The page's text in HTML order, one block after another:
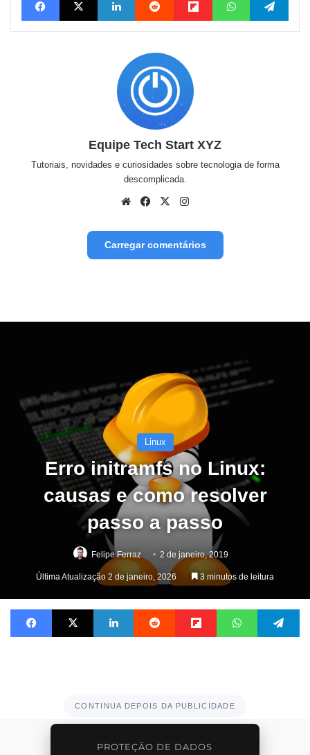
Equipe Tech Start XYZ
Tutoriais, novidades e curiosidades sobre tecnologia de forma
descomplicada.
WebsiteFacebook
X
Carregar comentários